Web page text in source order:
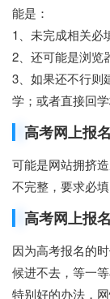
能是：
1、未完成相关必
2、还可能是浏览
3、如果还不行则
学；或者直接回
高考网上报
可能是网站拥挤
不完整，要求必填
高考网上报
因为高考报名的
候进不去，等一
特别好的办法，